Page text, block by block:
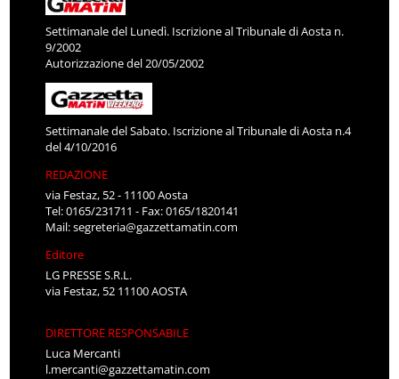
Settimanale del Lunedì. Iscrizione al Tribunale di Aosta n.
9/2002
Autorizzazione del 20/05/2002
Settimanale del Sabato. Iscrizione al Tribunale di Aosta n.4
del 4/10/2016
REDAZIONE
via Festaz, 52 - 11100 Aosta
Tel: 0165/231711 - Fax: 0165/1820141
Mail:segreteria@gazzettamatin.com
Editore
LG PRESSE S.R.L.
via Festaz, 52 11100 AOSTA
DIRETTORE RESPONSABILE
Luca Mercanti
l.mercanti@gazzettamatin.com